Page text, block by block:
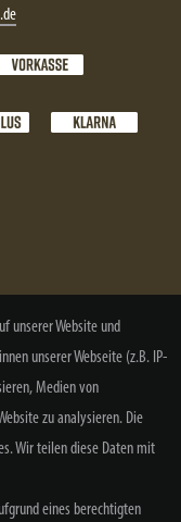
Versand
unserer Website und
unserer Webseite (z.B. IP-
Medien von
zu analysieren. Die
Wir teilen diese Daten mit
eines berechtigten